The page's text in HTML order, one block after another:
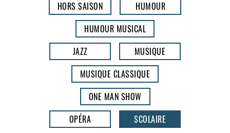
HORS SAISON
HUMOUR
HUMOUR MUSICAL
JAZZ
MUSIQUE
MUSIQUE CLASSIQUE
ONE MAN SHOW
OPÉRA
SCOLAIRE